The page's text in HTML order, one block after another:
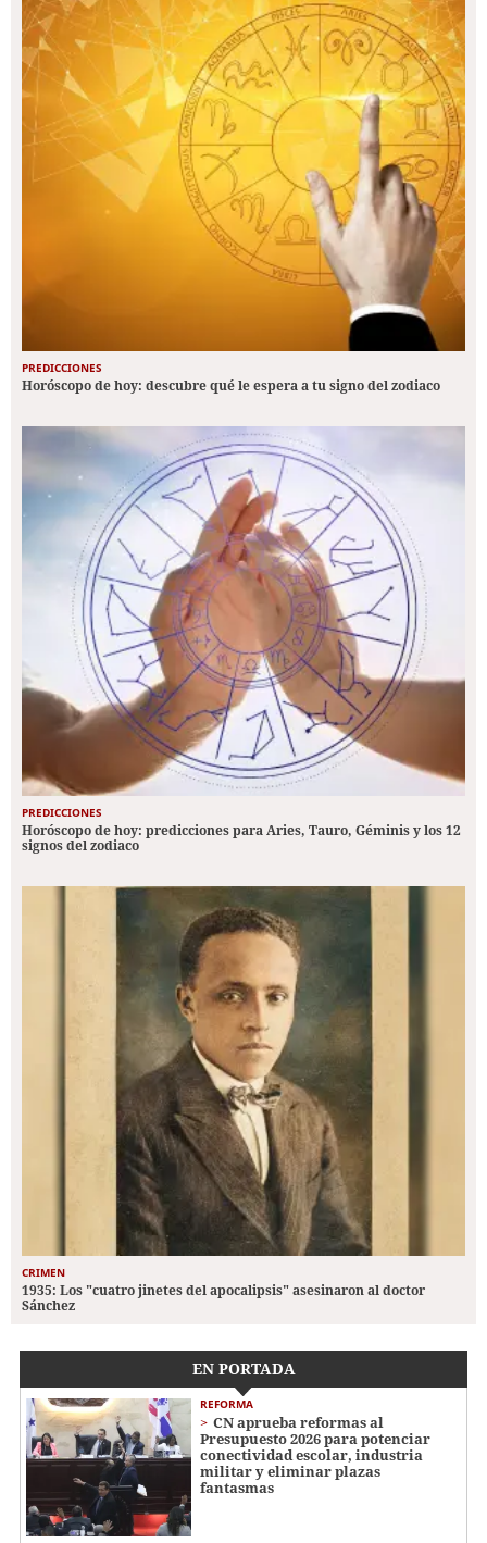
PREDICCIONES
Horóscopo de hoy: descubre qué le espera a tu signo del zodiaco
PREDICCIONES
Horóscopo de hoy: predicciones para Aries, Tauro, Géminis y los 12
signos del zodiaco
CRIMEN
1935: Los "cuatro jinetes del apocalipsis" asesinaron al doctor
Sánchez
EN PORTADA
REFORMA
CN aprueba reformas al
Presupuesto 2026 para potenciar
conectividad escolar, industria
militar y eliminar plazas
fantasmas